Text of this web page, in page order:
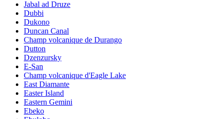
Jabal ad Druze
Dubbi
Dukono
Duncan Canal
Champ volcanique de Durango
Dutton
Dzenzursky
E-San
Champ volcanique d'Eagle Lake
East Diamante
Easter Island
Eastern Gemini
Ebeko